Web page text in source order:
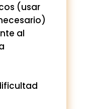
(usar
al